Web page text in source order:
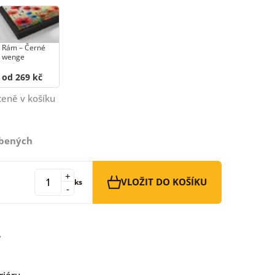
Rám –⁠⁠⁠⁠⁠⁠ Černé
wenge
od 269 kč
v košíku
-
+ ks VLOŽIT DO KOŠÍKU